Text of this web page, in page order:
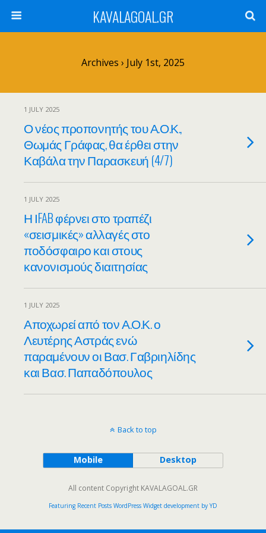
KAVALAGOAL.GR
Archives › July 1st, 2025
1 JULY 2025
Ο νέος προπονητής του Α.Ο.Κ.,
Θωμάς Γράφας, θα έρθει στην
Καβάλα την Παρασκευή (4/7)
1 JULY 2025
Η ΙFAB φέρνει στο τραπέζι
«σεισμικές» αλλαγές στο
ποδόσφαιρο και στους
κανονισμούς διαιτησίας
1 JULY 2025
Αποχωρεί από τον Α.Ο.Κ. ο
Λευτέρης Αστράς ενώ
παραμένουν οι Βασ. Γαβριηλίδης
και Βασ. Παπαδόπουλος
Back to top
Mobile Desktop
All content Copyright KAVALAGOAL.GR
Featuring Recent Posts WordPress Widget development by YD